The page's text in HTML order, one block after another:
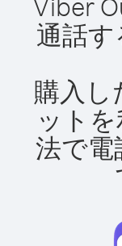
通話
購入し
ット
法で